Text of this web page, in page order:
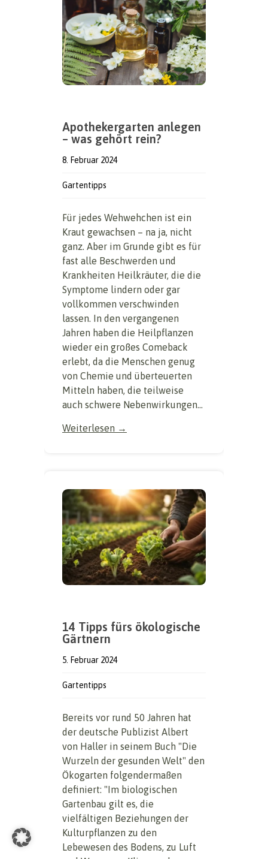
Apothekergarten anlegen
– was gehört rein?
8. Februar 2024
Gartentipps
Für jedes Wehwehchen ist ein
Kraut gewachsen – na ja, nicht
ganz. Aber im Grunde gibt es für
fast alle Beschwerden und
Krankheiten Heilkräuter, die die
Symptome lindern oder gar
vollkommen verschwinden
lassen. In den vergangenen
Jahren haben die Heilpflanzen
wieder ein großes Comeback
erlebt, da die Menschen genug
von Chemie und überteuerten
Mitteln haben, die teilweise
auch schwere Nebenwirkungen...
Weiterlesen →
14 Tipps fürs ökologische
Gärtnern
5. Februar 2024
Gartentipps
Bereits vor rund 50 Jahren hat
der deutsche Publizist Albert
von Haller in seinem Buch "Die
Wurzeln der gesunden Welt" den
Ökogarten folgendermaßen
definiert: "Im biologischen
Gartenbau gilt es, die
vielfältigen Beziehungen der
Kulturpflanzen zu den
Lebewesen des Bodens, zu Luft